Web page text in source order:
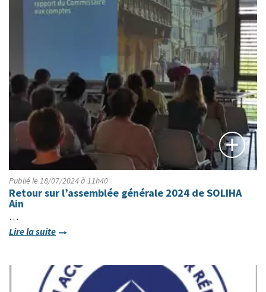
Publié le 18/07/2024 à 11h40
Retour sur l’assemblée générale 2024 de SOLIHA
Ain
…
Lire la suite